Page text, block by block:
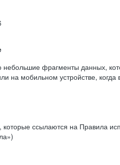
фрагменты данных,
на мобильном устройстве,
которые ссылаются на Правила